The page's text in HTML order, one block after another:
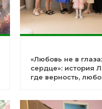
«Любовь не в
сердце»: история
где верность,